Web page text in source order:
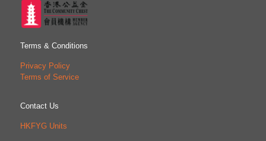
Terms & Conditions
Privacy Policy
Terms of Service
Contact Us
HKFYG Units